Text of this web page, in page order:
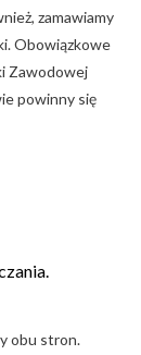
zamawiamy
Obowiązkowe
Zawodowej
powinny się
obu stron.